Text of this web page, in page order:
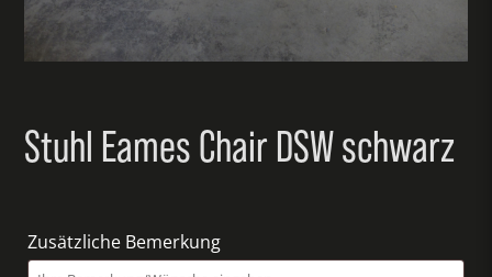
Stuhl Eames Chair DSW schwarz
Zusätzliche Bemerkung